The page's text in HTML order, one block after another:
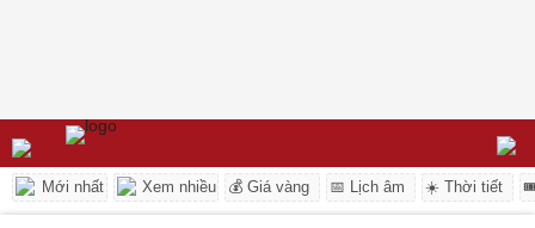
Mới nhất Xem nhiều 💰 Giá vàng 📅 Lịch âm ☀️ Thời tiết